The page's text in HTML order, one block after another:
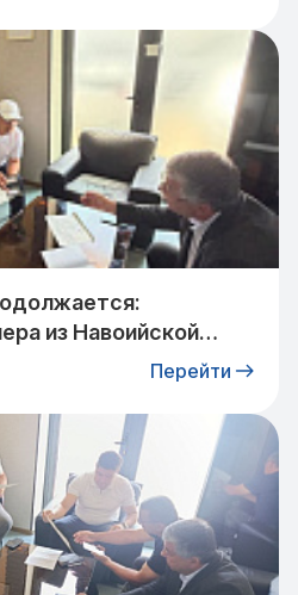
из Навоийской
Перейти